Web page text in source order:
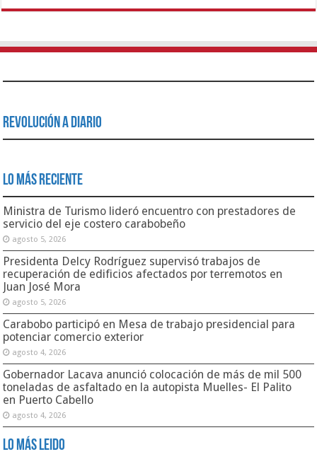
Revolución a Diario
Lo Más Reciente
Ministra de Turismo lideró encuentro con prestadores de
servicio del eje costero carabobeño
agosto 5, 2026
Presidenta Delcy Rodríguez supervisó trabajos de
recuperación de edificios afectados por terremotos en
Juan José Mora
agosto 5, 2026
Carabobo participó en Mesa de trabajo presidencial para
potenciar comercio exterior
agosto 4, 2026
Gobernador Lacava anunció colocación de más de mil 500
toneladas de asfaltado en la autopista Muelles- El Palito
en Puerto Cabello
agosto 4, 2026
Lo Más Leido